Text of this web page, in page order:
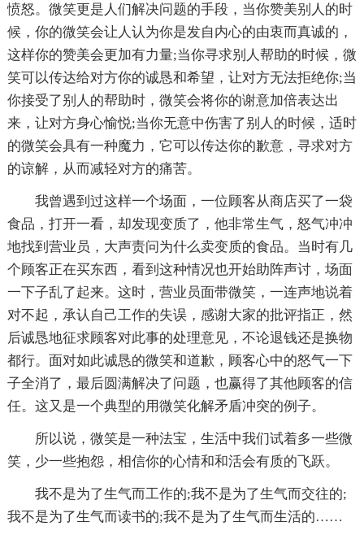
愤怒。微笑更是人们解决问题的手段，当你赞美别人的时
候，你的微笑会让人认为你是发自内心的由衷而真诚的，
这样你的赞美会更加有力量;当你寻求别人帮助的时候，微
笑可以传达给对方你的诚恳和希望，让对方无法拒绝你;当
你接受了别人的帮助时，微笑会将你的谢意加倍表达出
来，让对方身心愉悦;当你无意中伤害了别人的时候，适时
的微笑会具有一种魔力，它可以传达你的歉意，寻求对方
的谅解，从而减轻对方的痛苦。
我曾遇到过这样一个场面，一位顾客从商店买了一袋
食品，打开一看，却发现变质了，他非常生气，怒气冲冲
地找到营业员，大声责问为什么卖变质的食品。当时有几
个顾客正在买东西，看到这种情况也开始助阵声讨，场面
一下子乱了起来。这时，营业员面带微笑，一连声地说着
对不起，承认自己工作的失误，感谢大家的批评指正，然
后诚恳地征求顾客对此事的处理意见，不论退钱还是换物
都行。面对如此诚恳的微笑和道歉，顾客心中的怒气一下
子全消了，最后圆满解决了问题，也赢得了其他顾客的信
任。这又是一个典型的用微笑化解矛盾冲突的例子。
所以说，微笑是一种法宝，生活中我们试着多一些微
笑，少一些抱怨，相信你的心情和和活会有质的飞跃。
我不是为了生气而工作的;我不是为了生气而交往的;
我不是为了生气而读书的;我不是为了生气而生活的……